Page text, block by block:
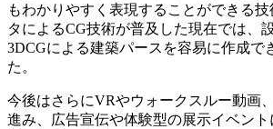
もわかりやすく表現することができる
タによるCG技術が普及した現在では、
3DCGによる建築パースを容易に作成で
た。
今後はさらにVRやウォークスルー動画
進み、広告宣伝や体験型の展示イベン